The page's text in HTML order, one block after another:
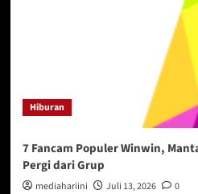
Hiburan
7 Fancam Populer Winwin,
Pergi dari Grup
mediahariini Juli 13, 2026 0